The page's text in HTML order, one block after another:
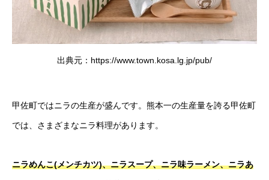
出典元：https://www.town.kosa.lg.jp/pub/
甲佐町ではニラの生産が盛んです。熊本一の生産量を誇る甲佐町
では、さまざまなニラ料理があります。
ニラめんこ(メンチカツ)、ニラスープ、ニラ味ラーメン、ニラあ